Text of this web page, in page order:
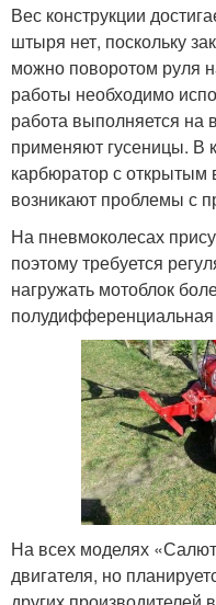
Вес конструкции
штыря нет, поскольку
можно поворотом руля
работы необходимо
работа выполняется на
применяют гусеницы. В
карбюратор с открытым
возникают проблемы с
На пневмоколесах
поэтому требуется
нагружать мотоблок
полудифференциальная
На всех моделях
двигателя, но